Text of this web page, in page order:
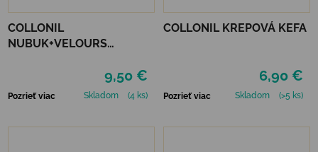
COLLONIL
NUBUK+VELOURS
9,50 €
Pozrieť viac Skladom (4 ks)
COLLONIL KREPOVÁ KEFA
6,90 €
Pozrieť viac Skladom (>5 ks)